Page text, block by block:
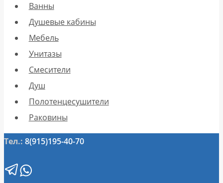
Ванны
Душевые кабины
Мебель
Унитазы
Смесители
Душ
Полотенцесушители
Раковины
Тел.: 8(915)195-40-70